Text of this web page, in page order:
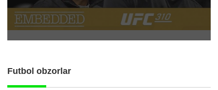
Futbol obzorlar